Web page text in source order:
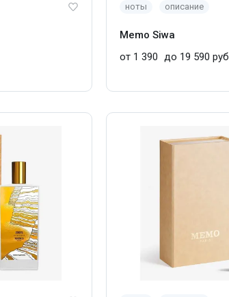
ноты описание
Memo Siwa
от 1 390
до 19 590 руб